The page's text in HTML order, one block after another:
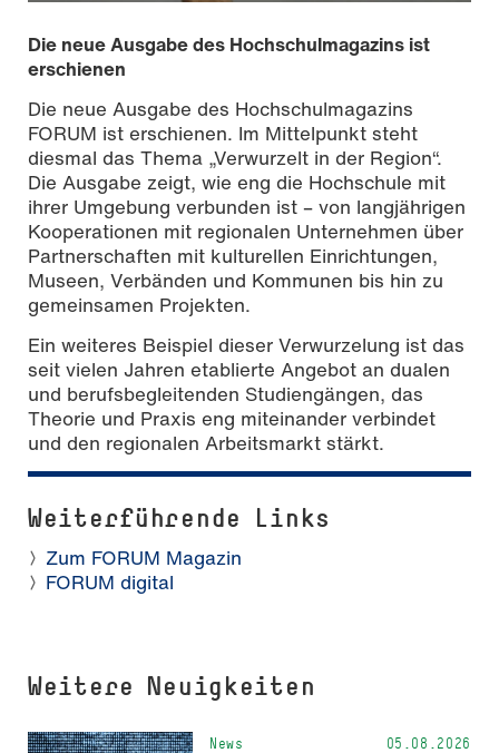
Die neue Ausgabe des Hochschulmagazins ist
erschienen
Die neue Ausgabe des Hochschulmagazins
FORUM ist erschienen. Im Mittelpunkt steht
diesmal das Thema „Verwurzelt in der Region“.
Die Ausgabe zeigt, wie eng die Hochschule mit
ihrer Umgebung verbunden ist – von langjährigen
Kooperationen mit regionalen Unternehmen über
Partnerschaften mit kulturellen Einrichtungen,
Museen, Verbänden und Kommunen bis hin zu
gemeinsamen Projekten.
Ein weiteres Beispiel dieser Verwurzelung ist das
seit vielen Jahren etablierte Angebot an dualen
und berufsbegleitenden Studiengängen, das
Theorie und Praxis eng miteinander verbindet
und den regionalen Arbeitsmarkt stärkt.
Weiterführende Links
Zum FORUM Magazin
FORUM digital
Weitere Neuigkeiten
News 05.08.2026